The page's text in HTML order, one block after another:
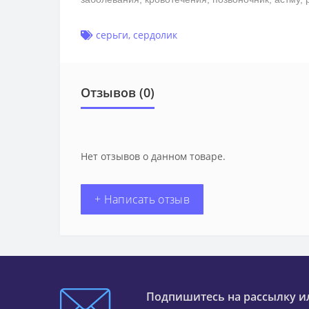
серьги, сердолик
Отзывов (0)
Нет отзывов о данном товаре.
+ Написать отзыв
Подпишитесь на рассылку